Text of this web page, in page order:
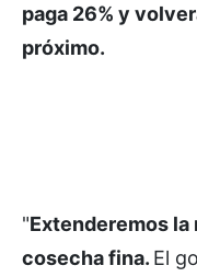
paga 26% y
próximo.
"Extenderemos la
cosecha fina. El